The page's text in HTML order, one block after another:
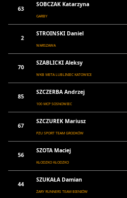
63
SOBCZAK Katarzyna
GARBY
2
STROINSKI Daniel
WARSZAWA
70
SZABLICKI Aleksy
WKB META LUBLINIEC KATOWICE
85
SZCZERBA Andrzej
100 MCP SOSNOWIEC
67
SZCZUREK Mariusz
PZU SPORT TEAM GRODKÓW
56
SZOTA Maciej
KŁODZKO KŁODZKO
44
SZUKAŁA Damian
ŻARY RUNNERS TEAM BIENIÓW